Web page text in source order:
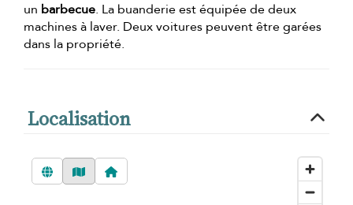
un barbecue. La buanderie est équipée de deux
machines à laver. Deux voitures peuvent être garées
dans la propriété.
Localisation